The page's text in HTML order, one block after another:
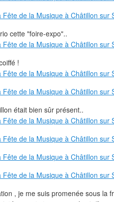
cette "foire-expo"..
!
était bien sûr présent..
, je me suis promenée sous la